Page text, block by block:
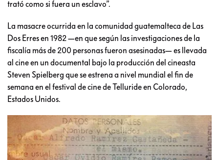
trató como si fuera un esclavo”.
La masacre ocurrida en la comunidad guatemalteca de Las
Dos Erres en 1982 —en que según las investigaciones de la
fiscalía más de 200 personas fueron asesinadas— es llevada
al cine en un documental bajo la producción del cineasta
Steven Spielberg que se estrena a nivel mundial el fin de
semana en el festival de cine de Telluride en Colorado,
Estados Unidos.